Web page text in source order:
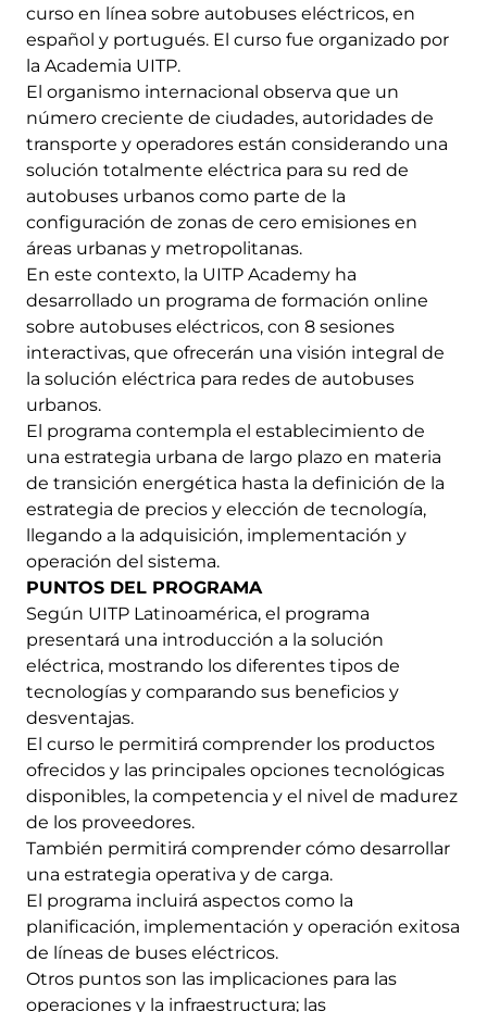
curso en línea sobre autobuses eléctricos, en
español y portugués. El curso fue organizado por
la Academia UITP.
El organismo internacional observa que un
número creciente de ciudades, autoridades de
transporte y operadores están considerando una
solución totalmente eléctrica para su red de
autobuses urbanos como parte de la
configuración de zonas de cero emisiones en
áreas urbanas y metropolitanas.
En este contexto, la UITP Academy ha
desarrollado un programa de formación online
sobre autobuses eléctricos, con 8 sesiones
interactivas, que ofrecerán una visión integral de
la solución eléctrica para redes de autobuses
urbanos.
El programa contempla el establecimiento de
una estrategia urbana de largo plazo en materia
de transición energética hasta la definición de la
estrategia de precios y elección de tecnología,
llegando a la adquisición, implementación y
operación del sistema.
PUNTOS DEL PROGRAMA
Según UITP Latinoamérica, el programa
presentará una introducción a la solución
eléctrica, mostrando los diferentes tipos de
tecnologías y comparando sus beneficios y
desventajas.
El curso le permitirá comprender los productos
ofrecidos y las principales opciones tecnológicas
disponibles, la competencia y el nivel de madurez
de los proveedores.
También permitirá comprender cómo desarrollar
una estrategia operativa y de carga.
El programa incluirá aspectos como la
planificación, implementación y operación exitosa
de líneas de buses eléctricos.
Otros puntos son las implicaciones para las
operaciones y la infraestructura; las